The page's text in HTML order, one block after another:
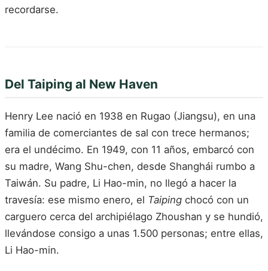
recordarse.
Del Taiping al New Haven
Henry Lee nació en 1938 en Rugao (Jiangsu), en una
familia de comerciantes de sal con trece hermanos;
era el undécimo. En 1949, con 11 años, embarcó con
su madre, Wang Shu-chen, desde Shanghái rumbo a
Taiwán. Su padre, Li Hao-min, no llegó a hacer la
travesía: ese mismo enero, el Taiping chocó con un
carguero cerca del archipiélago Zhoushan y se hundió,
llevándose consigo a unas 1.500 personas; entre ellas,
Li Hao-min.